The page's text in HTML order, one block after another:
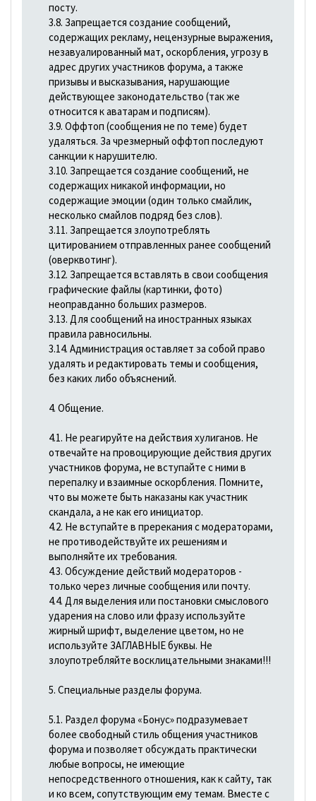
посту.
3.8. Запрещается создание сообщений,
содержащих рекламу, нецензурные выражения,
незавуалированный мат, оскорбления, угрозу в
адрес других участников форума, а также
призывы и высказывания, наpyшающие
действующее законодательство (так же
относится к аватарам и подписям).
3.9. Оффтоп (сообщения не по теме) будет
удаляться. За чрезмерный оффтоп последуют
санкции к нарушителю.
3.10. Запрещается создание сообщений, не
содержащих никакой информации, но
содержащие эмоции (один только смайлик,
несколько смайлов подряд без слов).
3.11. Запрещается злоупотреблять
цитированием отправленных ранее сообщений
(оверквотинг).
3.12. Запрещается вставлять в свои сообщения
графические файлы (картинки, фото)
неоправданно больших размеров.
3.13. Для сообщений на иностранных языках
правила равносильны.
3.14. Администрация оставляет за собой право
удалять и редактировать темы и сообщения,
без каких либо объяснений.
4. Общение.
4.1. Не реагируйте на действия хулиганов. Не
отвечайте на провоцирующие действия других
участников форума, не вступайте с ними в
перепалку и взаимные оскорбления. Помните,
что вы можете быть наказаны как участник
скандала, а не как его инициатор.
4.2. Не вступайте в пререкания с модераторами,
не противодействуйте их решениям и
выполняйте их требования.
4.3. Обсуждение действий модераторов -
только через личные сообщения или почту.
4.4. Для выделения или постановки смыслового
ударения на слово или фразу используйте
жирный шрифт, выделение цветом, но не
используйте ЗАГЛАВНЫЕ буквы. Не
злоупотребляйте восклицательными знаками!!!
5. Специальные разделы форума.
5.1. Раздел форума «Бонус» подразумевает
более свободный стиль общения участников
форума и позволяет обсуждать практически
любые вопросы, не имеющие
непосредственного отношения, как к сайту, так
и ко всем, сопутствующим ему темам. Вместе с